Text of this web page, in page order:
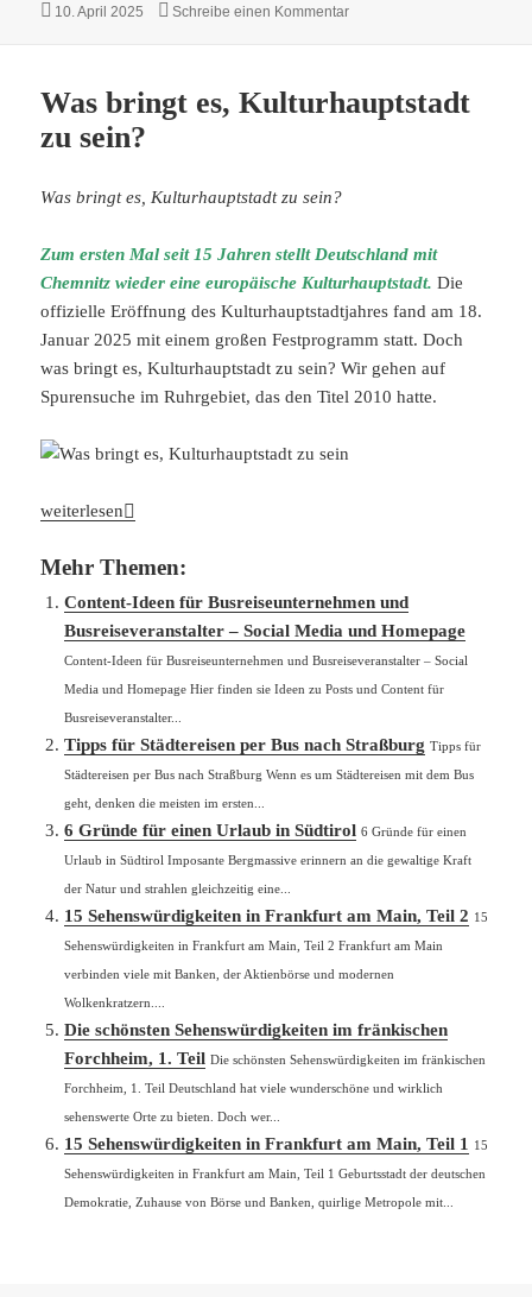
Veröffentlicht
10. April 2025 Schreibe einen Kommentarzu Warum sind Reisen
Was bringt es, Kulturhauptstadt
zu sein?
Was bringt es, Kulturhauptstadt zu sein?
Zum ersten Mal seit 15 Jahren stellt Deutschland mit
Chemnitz wieder eine europäische Kulturhauptstadt. Die
offizielle Eröffnung des Kulturhauptstadtjahres fand am 18.
Januar 2025 mit einem großen Festprogramm statt. Doch
was bringt es, Kulturhauptstadt zu sein? Wir gehen auf
Spurensuche im Ruhrgebiet, das den Titel 2010 hatte.
Was bringt es, Kulturhauptstadt zu sein?
weiterlesen
Mehr Themen:
Content-Ideen für Busreiseunternehmen und
Busreiseveranstalter – Social Media und Homepage
Content-Ideen für Busreiseunternehmen und Busreiseveranstalter – Social
Media und Homepage Hier finden sie Ideen zu Posts und Content für
Busreiseveranstalter...
Tipps für Städtereisen per Bus nach Straßburg Tipps für
Städtereisen per Bus nach Straßburg Wenn es um Städtereisen mit dem Bus
geht, denken die meisten im ersten...
6 Gründe für einen Urlaub in Südtirol 6 Gründe für einen
Urlaub in Südtirol Imposante Bergmassive erinnern an die gewaltige Kraft
der Natur und strahlen gleichzeitig eine...
15 Sehenswürdigkeiten in Frankfurt am Main, Teil 2 15
Sehenswürdigkeiten in Frankfurt am Main, Teil 2 Frankfurt am Main
verbinden viele mit Banken, der Aktienbörse und modernen
Wolkenkratzern....
Die schönsten Sehenswürdigkeiten im fränkischen
Forchheim, 1. Teil Die schönsten Sehenswürdigkeiten im fränkischen
Forchheim, 1. Teil Deutschland hat viele wunderschöne und wirklich
sehenswerte Orte zu bieten. Doch wer...
15 Sehenswürdigkeiten in Frankfurt am Main, Teil 1
15
Sehenswürdigkeiten in Frankfurt am Main, Teil 1 Geburtsstadt der deutschen
Demokratie, Zuhause von Börse und Banken, quirlige Metropole mit...